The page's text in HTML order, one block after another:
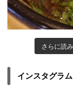
さらに読
インスタグラ